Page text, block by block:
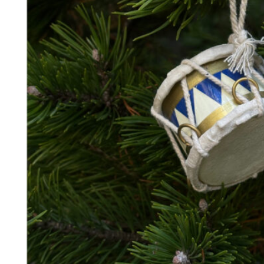
DKKTilføj til kurv
Se kurvKasse